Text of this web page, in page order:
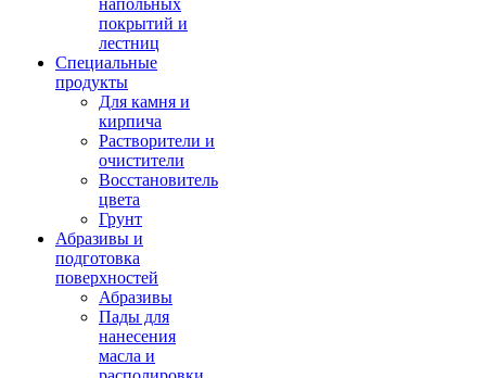
напольных
покрытий и
лестниц
Специальные
продукты
Для камня и
кирпича
Растворители и
очистители
Восстановитель
цвета
Грунт
Абразивы и
подготовка
поверхностей
Абразивы
Пады для
нанесения
масла и